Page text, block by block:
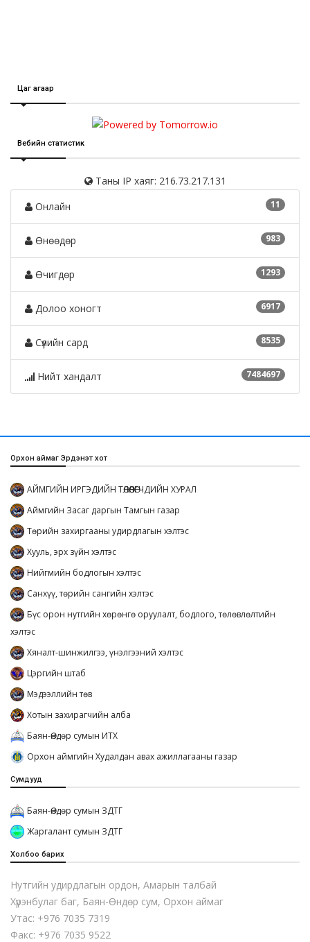
Цаг агаар
Вебийн статистик
Таны IP хаяг: 216.73.217.131
11
Онлайн
983
Өнөөдөр
1293
Өчигдөр
6917
Долоо хоногт
8535
Сүүлийн сард
7484697
Нийт хандалт
Орхон аймаг Эрдэнэт хот
АЙМГИЙН ИРГЭДИЙН ТӨЛӨӨЛӨГЧДИЙН ХУРАЛ
Аймгийн Засаг даргын Тамгын газар
Төрийн захиргааны удирдлагын хэлтэс
Хууль, эрх зүйн хэлтэс
Нийгмийн бодлогын хэлтэс
Санхүү, төрийн сангийн хэлтэс
Бүс орон нутгийн хөрөнгө оруулалт, бодлого, төлөвлөлтийн
хэлтэс
Хяналт-шинжилгээ, үнэлгээний хэлтэс
Цэргийн штаб
Мэдээллийн төв
Хотын захирагчийн алба
Баян-Өндөр сумын ИТХ
Орхон аймгийн Худалдан авах ажиллагааны газар
Сумдууд
Баян-Өндөр сумын ЗДТГ
Жаргалант сумын ЗДТГ
Холбоо барих
Нутгийн удирдлагын ордон, Амарын талбай
Хүрэнбулаг баг, Баян-Өндөр сум, Орхон аймаг
Утас: +976 7035 7319
Факс: +976 7035 9522